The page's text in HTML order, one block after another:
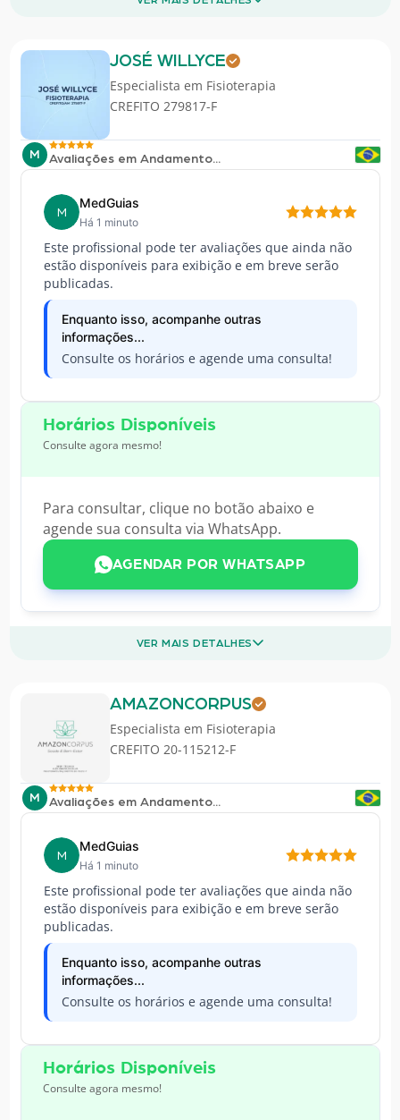
JOSÉ WILLYCE
Especialista em Fisioterapia
CREFITO 279817-F
M Avaliações em Andamento...
M
MedGuias
Há 1 minuto
Este profissional pode ter avaliações que ainda não
estão disponíveis para exibição e em breve serão
publicadas.
Enquanto isso, acompanhe outras
informações...
Consulte os horários e agende uma consulta!
Horários Disponíveis
Consulte agora mesmo!
Para consultar, clique no botão abaixo e
agende sua consulta via WhatsApp.
AGENDAR POR WHATSAPP
VER MAIS DETALHES
AMAZONCORPUS
Especialista em Fisioterapia
CREFITO 20-115212-F
M Avaliações em Andamento...
M
MedGuias
Há 1 minuto
Este profissional pode ter avaliações que ainda não
estão disponíveis para exibição e em breve serão
publicadas.
Enquanto isso, acompanhe outras
informações...
Consulte os horários e agende uma consulta!
Horários Disponíveis
Consulte agora mesmo!